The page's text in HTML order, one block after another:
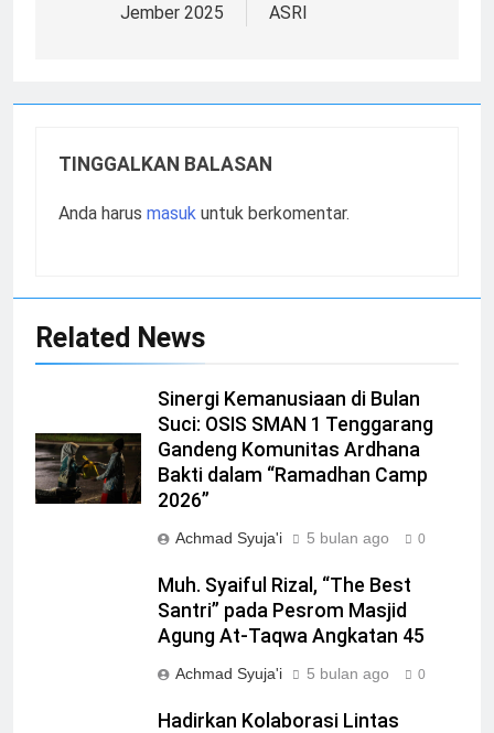
DI TINGKAT KABUPATEN
BERITA
47 SISWA SMAN 1
TENGGARANG LOLOS SNBP
2023, SEKOLAH TANCAP GAS
PERSIAPKAN SNBT
SMAN 1 Tenggarang Juara 1
Parade Musik Pelajar
Bondowoso
Jember 2025
ASRI
TINGGALKAN BALASAN
Anda harus masuk untuk berkomentar.
Related News
Sinergi Kemanusiaan di Bulan
Suci: OSIS SMAN 1 Tenggarang
Gandeng Komunitas Ardhana
Bakti dalam “Ramadhan Camp
2026”
Achmad Syuja'i 5 bulan ago 0
Muh. Syaiful Rizal, “The Best
Santri” pada Pesrom Masjid
Agung At-Taqwa Angkatan 45
Achmad Syuja'i 5 bulan ago 0
Hadirkan Kolaborasi Lintas